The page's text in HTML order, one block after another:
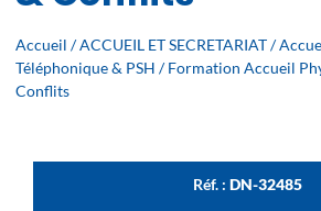
Accueil /ACCUEIL ET SECRETARIAT/
Téléphonique & PSH / Formation Accueil
Conflits
Réf. : DN-32485